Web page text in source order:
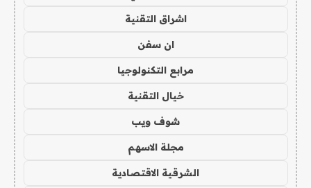
اشراق التقنية
ان سفن
مرابع التكنولوجيا
خيال التقنية
شوف ويب
مجلة الاسهم
الشرقية الاقتصادية